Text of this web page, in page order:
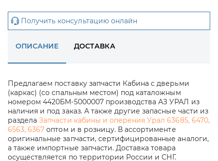
Получить консультацию онлайн
ОПИСАНИЕ ДОСТАВКА
Предлагаем поставку запчасти Кабина с дверьми
(каркас) (со спальным местом) под каталожным
номером 4420БМ-5000007 производства АЗ УРАЛ из
наличия и под заказ. А также другие запасные части из
разделаЗапчасти кабины и оперения Урал 63685, 6470,
6563, 6367 оптом и в розницу. В ассортименте
оригинальные запчасти, сертифицированные аналоги,
а также импортные запчасти. Доставка товара
осуществляется по территории России и СНГ.